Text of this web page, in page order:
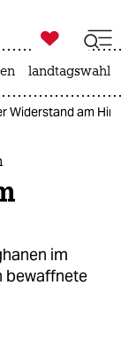

taz zahl ich
landtagswahl
Widerstand am
im
bewaffnete